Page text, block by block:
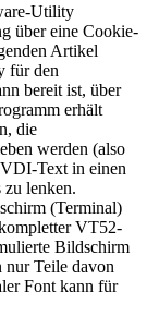
Utility
über eine Cookie-
Artikel
für den
bereit ist, über
erhält
die
werden (also
Text in einen
lenken.
(Terminal)
VT52-
Bildschirm
nur Teile davon
Font kann für